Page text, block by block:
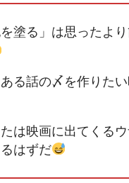
を塗る」は思ったよ
る話の〆を作りた
は映画に出てくる
はずだ